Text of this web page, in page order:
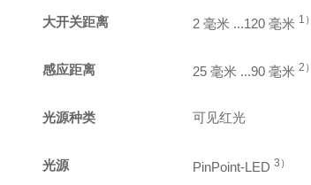
大开关距离 2 毫米 ...120 毫米 1）
感应距离 25 毫米 ...90 毫米2）
光源种类 可见红光
光源 PinPoint-LED3）